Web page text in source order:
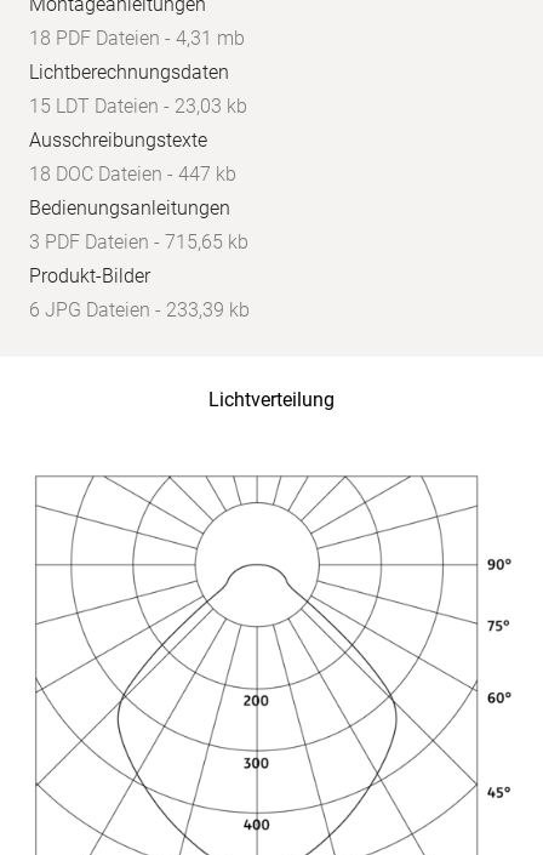
18 PDF Dateien - 4,31 mb
Lichtberechnungsdaten
15 LDT Dateien - 23,03 kb
Ausschreibungstexte
18 DOC Dateien - 447 kb
Bedienungsanleitungen
3 PDF Dateien - 715,65 kb
Produkt-Bilder
6 JPG Dateien - 233,39 kb
Lichtverteilung